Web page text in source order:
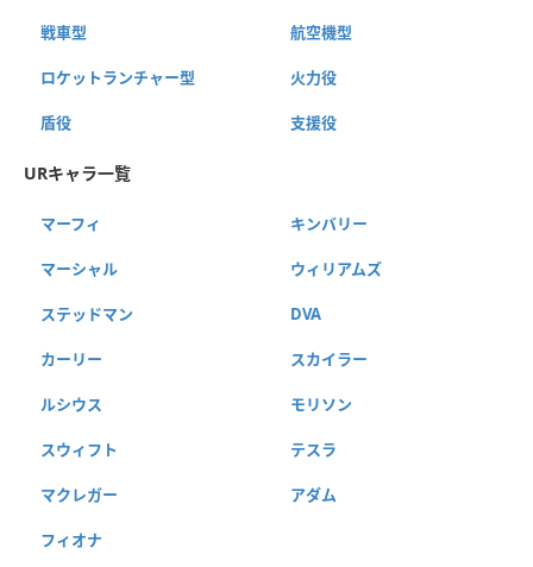
戦車型 航空機型
ロケットランチャー型 火力役
盾役 支援役
URキャラ一覧
マーフィ キンバリー
マーシャル ウィリアムズ
ステッドマン DVA
カーリー スカイラー
ルシウス モリソン
スウィフト テスラ
マクレガー アダム
フィオナ